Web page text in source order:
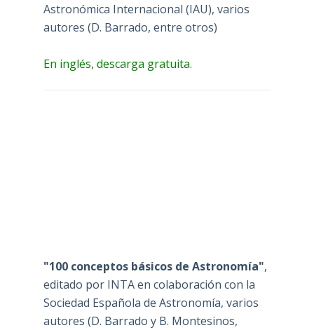
Astronómica Internacional (IAU), varios
autores (D. Barrado, entre otros)
En inglés, descarga gratuita.
"100 conceptos básicos de Astronomía",
editado por INTA en colaboración con la
Sociedad Española de Astronomía, varios
autores (D. Barrado y B. Montesinos,